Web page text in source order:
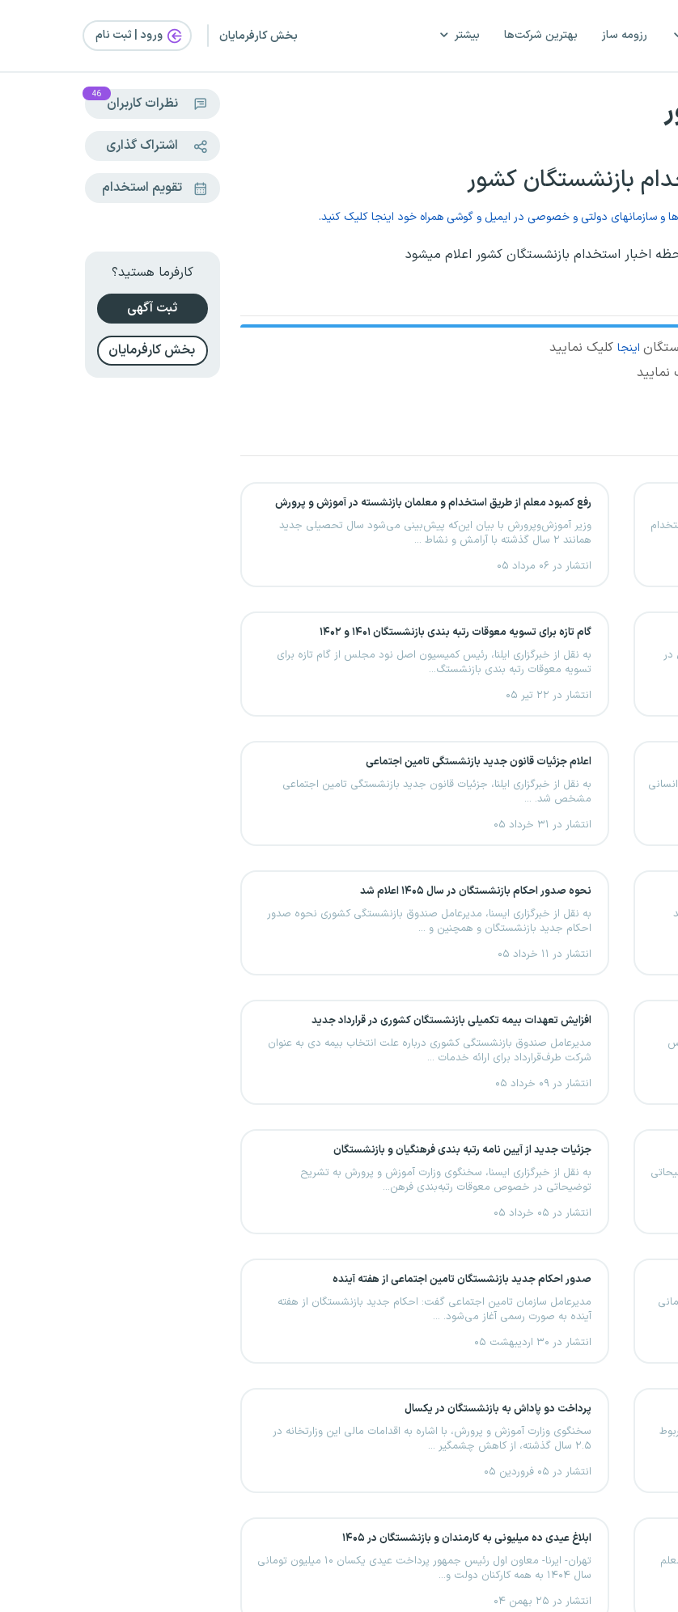
رزومه ساز بهترین شرکت‌ها بیشتر بخش کارفرمایان ورود | ثبت‌ نام
بازنشستگان کشور
و سازمانهای دولتی و خصوصی در ایمیل و گوشی همراه خود اینجا کلیک کنید.
اخبار استخدام بازنشستگان کشور اعلام میشود
اینجا کلیک نمایید
نمایید
رفع کمبود معلم از طریق استخدام و معلمان بازنشسته در آموزش و پرورش
وزیر آموزش‌وپرورش با بیان این‌که پیش‌بینی می‌شود سال تحصیلی جدید
همانند ۲ سال گذشته با آرامش و نشاط ...
انتشار در ۰۶ مرداد ۰۵
در
گام تازه برای تسویه معوقات رتبه بندی بازنشستگان ۱۴۰۱ و ۱۴۰۲
به نقل از خبرگزاری ایلنا، رئیس کمیسیون اصل نود مجلس از گام تازه برای
تسویه معوقات رتبه بندی بازنشستگ...
انتشار در ۲۲ تیر ۰۵
اعلام جزئیات قانون جدید بازنشستگی تامین اجتماعی
به نقل از خبرگزاری ایلنا، جزئیات قانون جدید بازنشستگی تامین اجتماعی
مشخص شد. ...
انتشار در ۳۱ خرداد ۰۵
نحوه صدور احکام بازنشستگان در سال ۱۴۰۵ اعلام شد
به نقل از خبرگزاری ایسنا، مدیرعامل صندوق بازنشستگی کشوری نحوه صدور
احکام جدید بازنشستگان و همچنین و ...
انتشار در ۱۱ خرداد ۰۵
افزایش تعهدات بیمه‌ تکمیلی بازنشستگان کشوری در قرارداد جدید
مدیرعامل صندوق بازنشستگی کشوری درباره علت انتخاب بیمه دی به عنوان
شرکت طرف‌قرارداد برای ارائه خدمات ...
انتشار در ۰۹ خرداد ۰۵
جزئیات جدید از آیین نامه رتبه بندی فرهنگیان و بازنشستگان
به نقل از خبرگزاری ایسنا، سخنگوی وزارت آموزش و پرورش به تشریح
توضیحاتی در خصوص معوقات رتبه‌بندی فرهن...
انتشار در ۰۵ خرداد ۰۵
صدور احکام جدید بازنشستگان تامین اجتماعی از هفته آینده
مدیرعامل سازمان تامین اجتماعی گفت: احکام جدید بازنشستگان از هفته
آینده به صورت رسمی آغاز می‌شود. ...
انتشار در ۳۰ اردیبهشت ۰۵
پرداخت دو پاداش به بازنشستگان در یکسال
سخنگوی وزارت آموزش و پرورش، با اشاره به اقدامات مالی این وزارتخانه در
۲.۵ سال گذشته، از کاهش چشمگیر ...
انتشار در ۰۵ فروردین ۰۵
بکارگیری ۱۰ هزار معلم
ابلاغ عیدی ده میلیونی به کارمندان و بازنشستگان در ۱۴۰۵
تهران- ایرنا- معاون اول رئیس جمهور پرداخت عیدی یکسان ۱۰ میلیون تومانی
سال ۱۴۰۴ به همه کارکنان دولت و...
انتشار در ۲۵ بهمن ۰۴
نظرات کاربران 46
اشتراک گذاری
تقویم استخدام
کارفرما هستید؟
ثبت آگهی
بخش کارفرمایان